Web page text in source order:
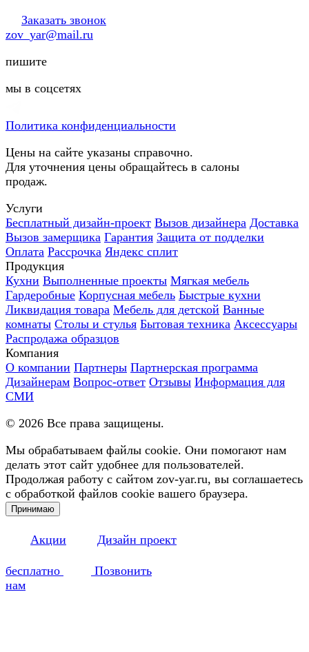
Заказать звонок
zov_yar@mail.ru
пишите
мы в соцсетях
Политика конфиденциальности
Цены на сайте указаны справочно.
Для уточнения цены обращайтесь в салоны
продаж.
Услуги
Бесплатный дизайн-проект Вызов дизайнера Доставка
Вызов замерщика Гарантия Защита от подделки
Оплата Рассрочка Яндекс сплит
Продукция
Кухни Выполненные проекты Мягкая мебель
Гардеробные Корпусная мебель Быстрые кухни
Ликвидация товара Мебель для детской Ванные
комнаты Столы и стулья Бытовая техника Аксессуары
Распродажа образцов
Компания
О компании Партнеры Партнерская программа
Дизайнерам Вопрос-ответ Отзывы Информация для
СМИ
© 2026 Все права защищены.
Мы обрабатываем файлы cookie. Они помогают нам
делать этот сайт удобнее для пользователей.
Продолжая работу с сайтом zov-yar.ru, вы соглашаетесь
с обработкой файлов cookie вашего браузера.
Принимаю
Акции Дизайн проект
бесплатно
Позвонить
нам